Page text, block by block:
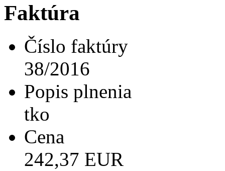
Faktúra
Číslo faktúry
38/2016
Popis plnenia
tko
Cena
242,37 EUR